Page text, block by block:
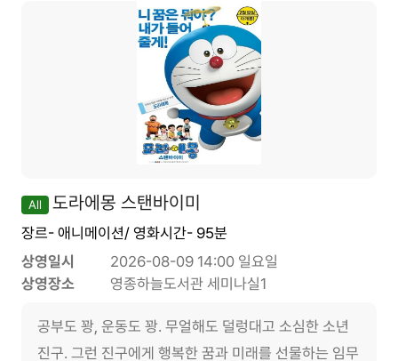
All 도라에몽 스탠바이미
장르- 애니메이션/ 영화시간- 95분
상영일시
2026-08-09 14:00 일요일
상영장소
영종하늘도서관 세미나실1
공부도 꽝, 운동도 꽝. 무얼해도 덜렁대고 소심한 소년
진구. 그런 진구에게 행복한 꿈과 미래를 선물하는 임무